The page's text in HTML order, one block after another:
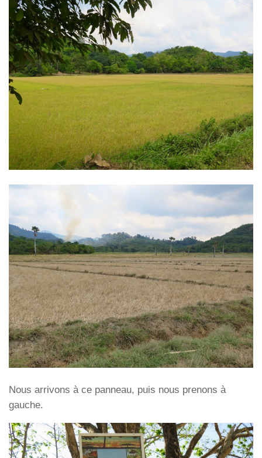
Nous arrivons à ce panneau, puis nous prenons à
gauche.